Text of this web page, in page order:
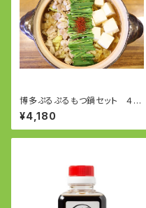
博多ぷるぷるもつ鍋セット ４〜
５人前
¥4,180